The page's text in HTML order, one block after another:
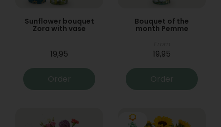
Sunflower bouquet
Zora with vase
19,95
Order
Bouquet of the
month Pemme
19,95
Order